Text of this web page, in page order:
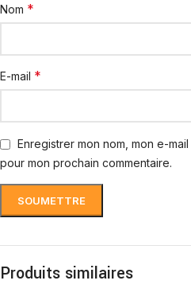
Nom *
E-mail *
Enregistrer mon nom, mon e-
pour mon prochain commentaire.
Produits similaires